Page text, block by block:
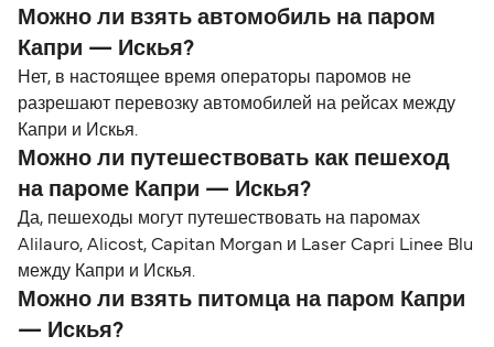
Можно ли взять автомобиль на паром
Капри — Искья?
Нет, в настоящее время операторы паромов не
разрешают перевозку автомобилей на рейсах между
Капри и Искья.
Можно ли путешествовать как пешеход
на пароме Капри — Искья?
Да, пешеходы могут путешествовать на паромах
Alilauro, Alicost, Capitan Morgan и Laser Capri Linee Blu
между Капри и Искья.
Можно ли взять питомца на паром Капри
— Искья?